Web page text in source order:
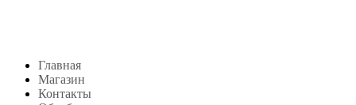
Главная
Магазин
Контакты